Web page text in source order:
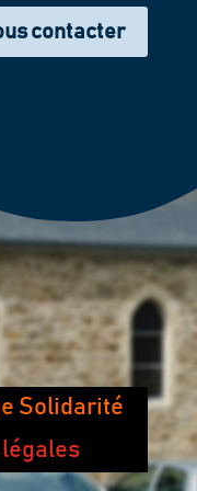
contacter
Solidarité
légales